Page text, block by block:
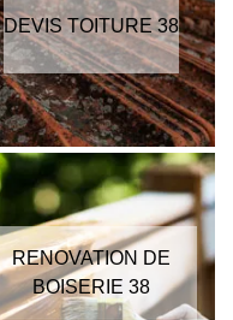
DEVIS TOITURE 38
RENOVATION DE
BOISERIE 38